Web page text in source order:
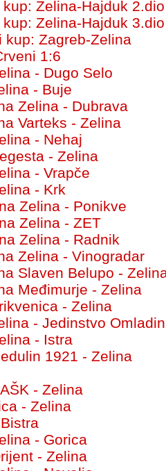
kup: Zelina-Hajduk 2.dio
kup: Zelina-Hajduk 3.dio
kup: Zagreb-Zelina
1:6
- Dugo Selo
- Buje
Zelina - Dubrava
Varteks - Zelina
- Nehaj
- Zelina
- Vrapče
- Krk
Zelina - Ponikve
Zelina - ZET
Zelina - Radnik
Zelina - Vinogradar
Slaven Belupo -
Međimurje - Zelina
- Zelina
- Jedinstvo
- Istra
1921 - Zelina
- Zelina
- Zelina
- Gorica
- Zelina